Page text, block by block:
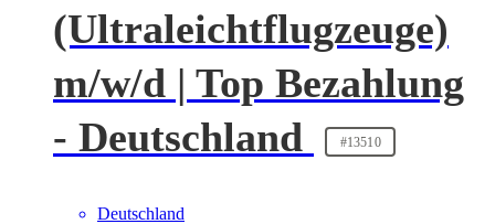
(Ultraleichtflugzeuge)
m/w/d | Top Bezahlung
- Deutschland
#13510
Deutschland